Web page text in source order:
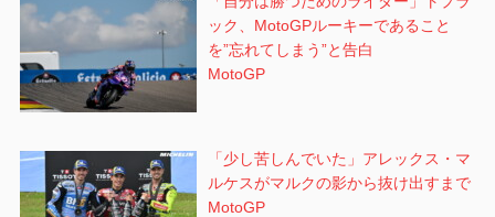
ック、MotoGPルーキーであること
を”忘れてしまう”と告白
MotoGP
「少し苦しんでいた」アレックス・マ
ルケスがマルクの影から抜け出すまで
MotoGP